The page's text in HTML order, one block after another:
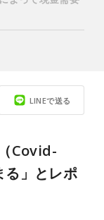
LINEで送る
Covid-
る」とレポ